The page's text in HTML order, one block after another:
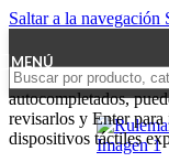
Saltar a la navegación
MENÚ
autocompletados,
revisarlos y Enter para
dispositivos táctiles